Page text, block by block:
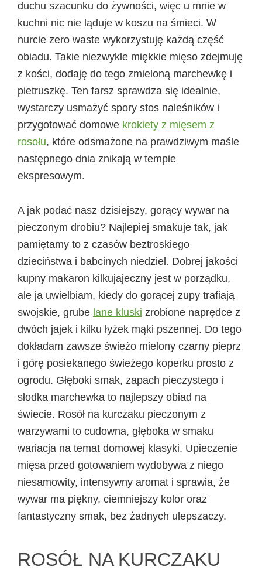
duchu szacunku do żywności, więc u mnie w
kuchni nic nie ląduje w koszu na śmieci. W
nurcie zero waste wykorzystuję każdą część
obiadu. Takie niezwykle miękkie mięso zdejmuję
z kości, dodaję do tego zmieloną marchewkę i
pietruszkę. Ten farsz sprawdza się idealnie,
wystarczy usmażyć spory stos naleśników i
przygotować domowe krokiety z mięsem z
rosołu, które odsmażone na prawdziwym maśle
następnego dnia znikają w tempie
ekspresowym.
A jak podać nasz dzisiejszy, gorący wywar na
pieczonym drobiu? Najlepiej smakuje tak, jak
pamiętamy to z czasów beztroskiego
dzieciństwa i babcinych niedziel. Dobrej jakości
kupny makaron kilkujajeczny jest w porządku,
ale ja uwielbiam, kiedy do gorącej zupy trafiają
swojskie, grube lane kluski zrobione naprędce z
dwóch jajek i kilku łyżek mąki pszennej. Do tego
dokładam zawsze świeżo mielony czarny pieprz
i górę posiekanego świeżego koperku prosto z
ogrodu. Głęboki smak, zapach pieczystego i
słodka marchewka to najlepszy obiad na
świecie. Rosół na kurczaku pieczonym z
warzywami to cudowna, głęboka w smaku
wariacja na temat domowej klasyki. Upieczenie
mięsa przed gotowaniem wydobywa z niego
niesamowity, intensywny aromat i sprawia, że
wywar ma piękny, ciemniejszy kolor oraz
fantastyczny smak, bez żadnych ulepszaczy.
ROSÓŁ NA KURCZAKU